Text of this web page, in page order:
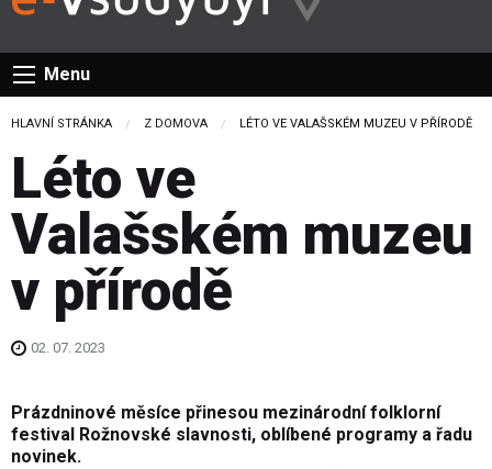
Menu
HLAVNÍ STRÁNKA Z DOMOVA CURRENT:
LÉTO VE VALAŠSKÉM MUZEU V PŘÍRODĚ
Léto ve
Valašském muzeu
v přírodě
02. 07. 2023
Prázdninové měsíce přinesou mezinárodní folklorní
festival Rožnovské slavnosti, oblíbené programy a řadu
novinek.